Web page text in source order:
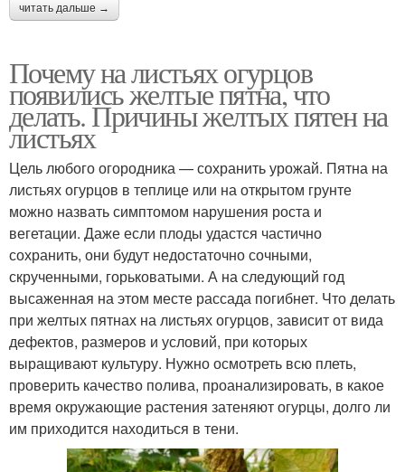
читать дальше →
Почему на листьях огурцов
появились желтые пятна, что
делать. Причины желтых пятен на
листьях
Цель любого огородника — сохранить урожай. Пятна на
листьях огурцов в теплице или на открытом грунте
можно назвать симптомом нарушения роста и
вегетации. Даже если плоды удастся частично
сохранить, они будут недостаточно сочными,
скрученными, горьковатыми. А на следующий год
высаженная на этом месте рассада погибнет. Что делать
при желтых пятнах на листьях огурцов, зависит от вида
дефектов, размеров и условий, при которых
выращивают культуру. Нужно осмотреть всю плеть,
проверить качество полива, проанализировать, в какое
время окружающие растения затеняют огурцы, долго ли
им приходится находиться в тени.